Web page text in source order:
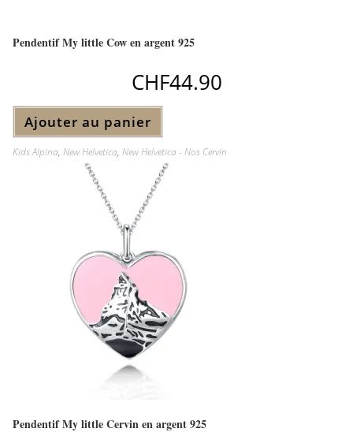
Pendentif My little Cow en argent 925
CHF44.90
Ajouter au panier
Kids Alpina,New Helvetica,New Helvetica - Nos Cervin
Pendentif My little Cervin en argent 925